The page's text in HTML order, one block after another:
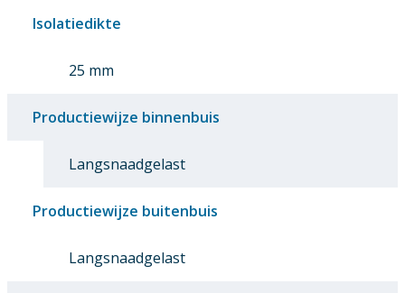
Isolatiedikte
25 mm
Productiewijze binnenbuis
Langsnaadgelast
Productiewijze buitenbuis
Langsnaadgelast